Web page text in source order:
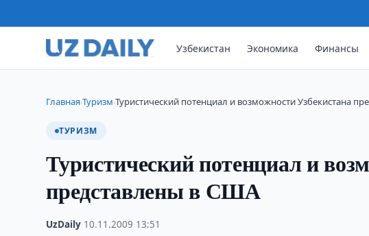
Узбекистан Экономика Финансы
Главная›Туризм›Туристический потенциал и возможности Узбекистана
ТУРИЗМ
Туристический потенциал и
представлены в США
UzDaily 10.11.2009 13:51